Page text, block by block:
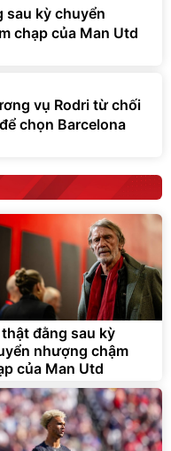
sau kỳ chuyển
chạp của Man Utd
vụ Rodri từ chối
chọn Barcelona
đằng sau kỳ
nhượng chậm
của Man Utd